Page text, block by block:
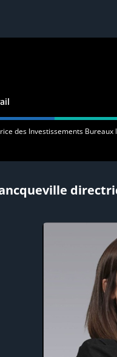
des Investissements Bureaux